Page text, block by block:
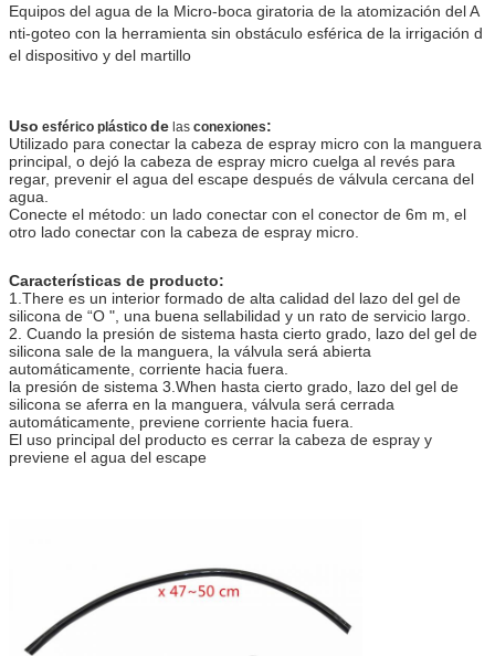
Equipos del agua de la Micro-boca giratoria de la atomización del A
nti-goteo con la herramienta sin obstáculo esférica de la irrigación d
el dispositivo y del martillo
Uso esférico plástico de las conexiones:
Utilizado para conectar la cabeza de espray micro con la manguera
principal, o dejó la cabeza de espray micro cuelga al revés para
regar, prevenir el agua del escape después de válvula cercana del
agua.
Conecte el método: un lado conectar con el conector de 6m m, el
otro lado conectar con la cabeza de espray micro.
Características de producto:
1.There es un interior formado de alta calidad del lazo del gel de
silicona de “O ", una buena sellabilidad y un rato de servicio largo.
2. Cuando la presión de sistema hasta cierto grado, lazo del gel de
silicona sale de la manguera, la válvula será abierta
automáticamente, corriente hacia fuera.
la presión de sistema 3.When hasta cierto grado, lazo del gel de
silicona se aferra en la manguera, válvula será cerrada
automáticamente, previene corriente hacia fuera.
El uso principal del producto es cerrar la cabeza de espray y
previene el agua del escape